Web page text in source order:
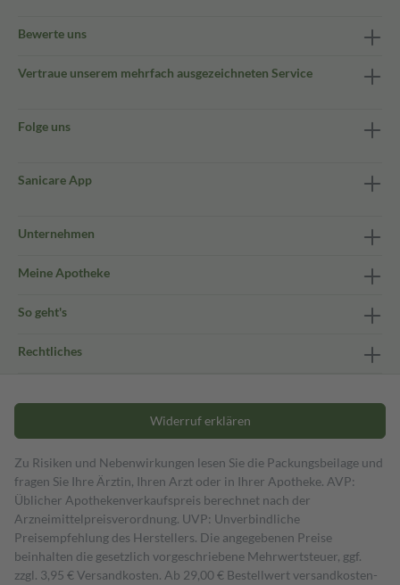
Bewerte uns
Vertraue unserem mehrfach ausgezeichneten Service
Folge uns
Sanicare App
Unternehmen
Meine Apotheke
So geht's
Rechtliches
Widerruf erklären
Zu Risiken und Nebenwirkungen lesen Sie die Packungsbeilage und
fragen Sie Ihre Ärztin, Ihren Arzt oder in Ihrer Apotheke. AVP:
Üblicher Apothekenverkaufspreis berechnet nach der
Arzneimittelpreisverordnung. UVP: Unverbindliche
Preisempfehlung des Herstellers. Die angegebenen Preise
beinhalten die gesetzlich vorgeschriebene Mehrwertsteuer, ggf.
zzgl. 3,95 € Versandkosten. Ab 29,00 € Bestell­wert versand­kosten­